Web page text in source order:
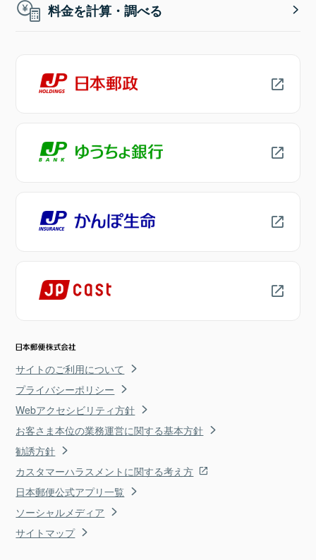
料金を計算・調べる
サイトのご利用について
プライバシーポリシー
Webアクセシビリティ方針
お客さま本位の業務運営に関する基本方針
勧誘方針
カスタマーハラスメントに関する考え方
日本郵便公式アプリ一覧
ソーシャルメディア
サイトマップ